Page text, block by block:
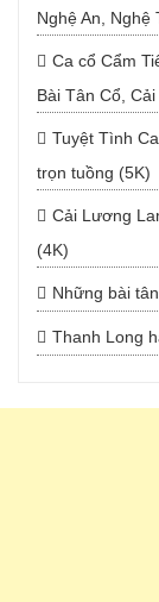
Nghệ An, Nghệ
Ca cổ Cẩm
Bài Tân Cổ,
Tuyệt Tình
trọn tuồng (5K)
Cải Lương
(4K)
Những bài
Thanh Long